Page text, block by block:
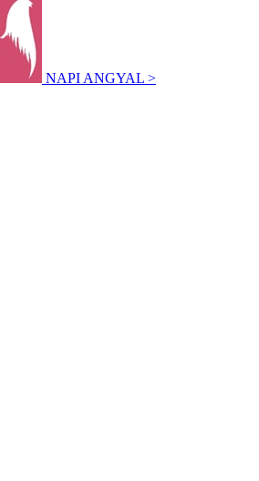
NAPI ANGYAL >